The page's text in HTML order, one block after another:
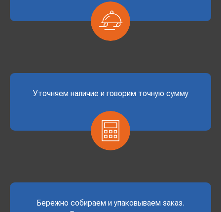
Уточняем наличие и говорим точную сумму
Бережно собираем и упаковываем заказ.